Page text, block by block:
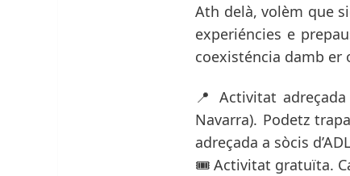
Ath delà, volèm que
experiéncies e
coexisténcia damb er
📍 Activitat
Navarra). Podetz
adreçada a sòcis
🎟️ Activitat gratuïta.